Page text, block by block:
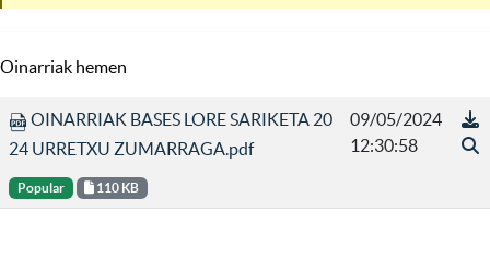
Oinarriak hemen
OINARRIAK BASES LORE SARIKETA 20
24 URRETXU ZUMARRAGA.pdf
Popular 110 KB
09/05/2024
12:30:58